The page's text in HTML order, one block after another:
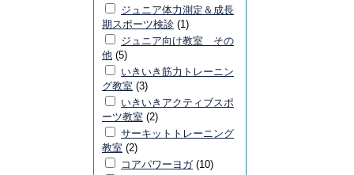
ジュニア体力測定＆成長
期スポーツ検診 (1)
ジュニア向け教室 その
他 (5)
いきいき筋力トレーニン
グ教室 (3)
いきいきアクティブスポ
ーツ教室 (2)
サーキットトレーニング
教室 (2)
コアパワーヨガ(10)